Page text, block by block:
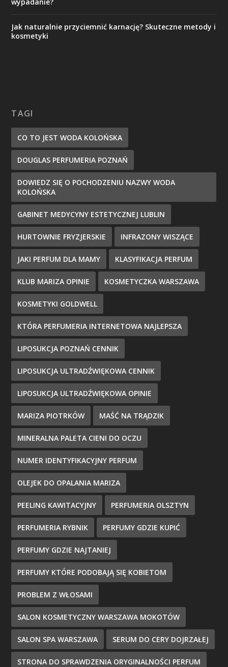
Jak naturalnie przyciemnić karnację? Skuteczne metody i
kosmetyki
TAGI
CO TO JEST WODA KOLOŃSKA
DOUGLAS PERFUMERIA POZNAŃ
DOWIEDZ SIĘ O POCHODZENIU NAZWY WODA
KOLOŃSKA
GABINET MEDYCYNY ESTETYCZNEJ LUBLIN
HURTOWNIE FRYZJERSKIE INFRAZONY WISZĄCE
JAKI PERFUM DLA MAMY KLASYFIKACJA PERFUM
KLUB MARIZA OPINIE KOSMETYCZKA WARSZAWA
KOSMETYKI GOLDWELL
KTÓRA PERFUMERIA INTERNETOWA NAJLEPSZA
LIPOSUKCJA POZNAŃ CENNIK
LIPOSUKCJA ULTRADŹWIĘKOWA CENNIK
LIPOSUKCJA ULTRADŹWIĘKOWA OPINIE
MARIZA PIOTRKÓW MAŚĆ NA TRĄDZIK
MINERALNA PALETA CIENI DO OCZU
NUMER IDENTYFIKACYJNY PERFUM
OLEJEK DO OPALANIA MARIZA
PEELING KAWITACYJNY PERFUMERIA OLSZTYN
PERFUMERIA RYBNIK PERFUMY GDZIE KUPIĆ
PERFUMY GDZIE NAJTANIEJ
PERFUMY KTÓRE PODOBAJĄ SIĘ KOBIETOM
PROBLEM Z WŁOSAMI
SALON KOSMETYCZNY WARSZAWA MOKOTÓW
SALON SPA WARSZAWA SERUM DO CERY DOJRZAŁEJ
STRONA DO SPRAWDZENIA ORYGINALNOŚCI PERFUM